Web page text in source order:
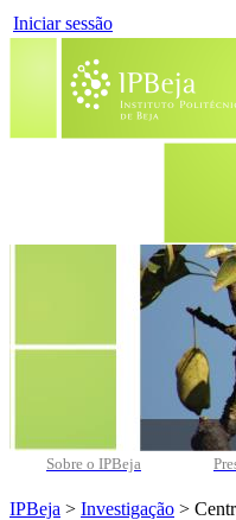
Iniciar sessão
Sobre o IPBeja
IPBeja > Investigação >